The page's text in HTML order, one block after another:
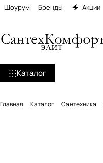
Шоурум Бренды Акции
Каталог
Главная Каталог Сантехника